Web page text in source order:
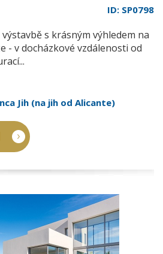
ID: SP0798
s krásným výhledem na
- v docházkové vzdálenosti od
Jih (na jih od Alicante)